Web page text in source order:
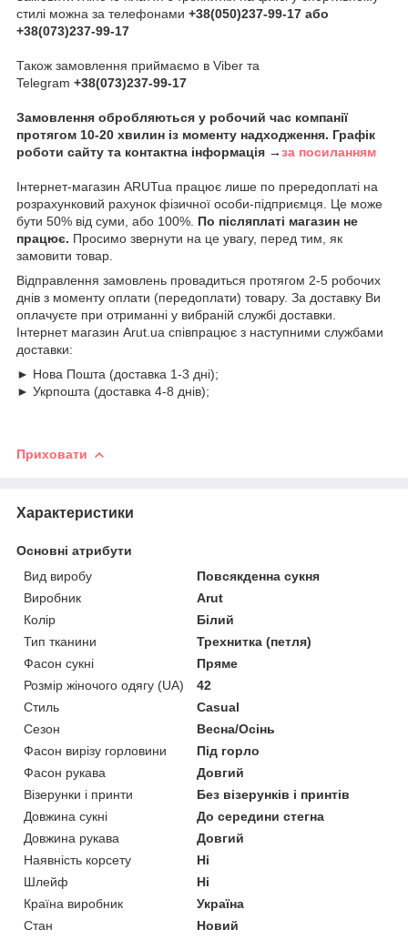
стилі можна за телефонами +38(050)237-99-17 або
+38(073)237-99-17
Також замовлення приймаємо в Viber та
Telegram +38(073)237-99-17
Замовлення обробляються у робочий час компанії
протягом 10-20 хвилин із моменту надходження. Графік
роботи сайту та контактна інформація →за посиланням
Інтернет-магазин ARUTua працює лише по прередоплаті на
розрахунковий рахунок фізичної особи-підприємця. Це може
бути 50% від суми, або 100%. По післяплаті магазин не
працює. Просимо звернути на це увагу, перед тим, як
замовити товар.
Відправлення замовлень провадиться протягом 2-5 робочих
днів з моменту оплати (передоплати) товару. За доставку Ви
оплачуєте при отриманні у вибраній службі доставки.
Інтернет магазин Arut.ua співпрацює з наступними службами
доставки:
► Нова Пошта (доставка 1-3 дні);
► Укрпошта (доставка 4-8 днів);
Приховати
Характеристики
Основні атрибути
Вид виробу
Повсякденна сукня
Виробник
Arut
Колір
Білий
Тип тканини
Трехнитка (петля)
Фасон сукні
Пряме
Розмір жіночого одягу (UA)
42
Стиль
Casual
Сезон
Весна/Осінь
Фасон вирізу горловини
Під горло
Фасон рукава
Довгий
Візерунки і принти
Без візерунків і принтів
Довжина сукні
До середини стегна
Довжина рукава
Довгий
Наявність корсету
Ні
Шлейф
Ні
Країна виробник
Україна
Стан
Новий